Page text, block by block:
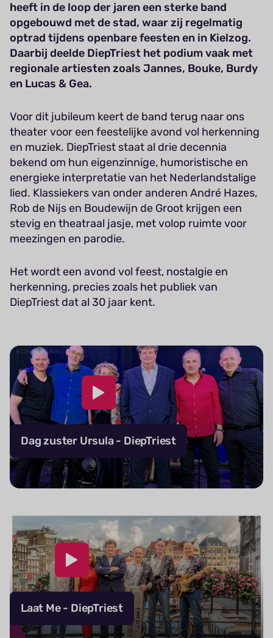
heeft in de loop der jaren een sterke band
opgebouwd met de stad, waar zij regelmatig
optrad tijdens openbare feesten en in Kielzog.
Daarbij deelde DiepTriest het podium vaak met
regionale artiesten zoals Jannes, Bouke, Burdy
en Lucas & Gea.
Voor dit jubileum keert de band terug naar ons
theater voor een feestelijke avond vol herkenning
en muziek. DiepTriest staat al drie decennia
bekend om hun eigenzinnige, humoristische en
energieke interpretatie van het Nederlandstalige
lied. Klassiekers van onder anderen André Hazes,
Rob de Nijs en Boudewijn de Groot krijgen een
stevig en theatraal jasje, met volop ruimte voor
meezingen en parodie.
Het wordt een avond vol feest, nostalgie en
herkenning, precies zoals het publiek van
DiepTriest dat al 30 jaar kent.
Dag zuster Ursula - DiepTriest
Laat Me - DiepTriest